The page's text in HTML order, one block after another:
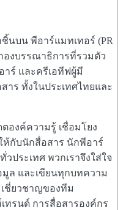
นบน พีอาร์แมทเทอร์ (PR
กองบรรณาธิการที่รวมตัว
ร์ และครีเอทีฟผู้มี
าร ทั้งในประเทศไทยและ
องค์ความรู้ เชื่อมโยง
ห้กับนักสื่อสาร นักพีอาร์
ประเทศ พวกเราจึงใส่ใจ
ล และเขียนทุกบทความ
ชี่ยวชาญของทีม
ทรนด์ การสื่อสารองค์กร